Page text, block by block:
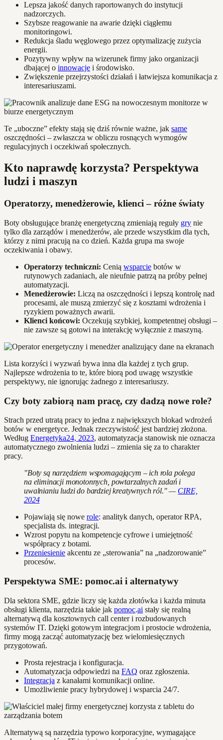
Lepsza jakość danych raportowanych do instytucji
nadzorczych.
Szybsze reagowanie na awarie dzięki ciągłemu
monitoringowi.
Redukcja śladu węglowego przez optymalizację zużycia
energii.
Pozytywny wpływ na wizerunek firmy jako organizacji
dbającej o innowacje i środowisko.
Zwiększenie przejrzystości działań i łatwiejsza komunikacja z
interesariuszami.
Te „uboczne” efekty stają się dziś równie ważne, jak same
oszczędności – zwłaszcza w obliczu rosnących wymogów
regulacyjnych i oczekiwań społecznych.
Kto naprawdę korzysta? Perspektywa
ludzi i maszyn
Operatorzy, menedżerowie, klienci – różne światy
Boty obsługujące branżę energetyczną zmieniają reguły gry nie
tylko dla zarządów i menedżerów, ale przede wszystkim dla tych,
którzy z nimi pracują na co dzień. Każda grupa ma swoje
oczekiwania i obawy.
Operatorzy techniczni: Cenią wsparcie botów w
rutynowych zadaniach, ale nieufnie patrzą na próby pełnej
automatyzacji.
Menedżerowie: Liczą na oszczędności i lepszą kontrolę nad
procesami, ale muszą zmierzyć się z kosztami wdrożenia i
ryzykiem poważnych awarii.
Klienci końcowi: Oczekują szybkiej, kompetentnej obsługi –
nie zawsze są gotowi na interakcję wyłącznie z maszyną.
Lista korzyści i wyzwań bywa inna dla każdej z tych grup.
Najlepsze wdrożenia to te, które biorą pod uwagę wszystkie
perspektywy, nie ignorując żadnego z interesariuszy.
Czy boty zabiorą nam pracę, czy dadzą nowe role?
Strach przed utratą pracy to jedna z największych blokad wdrożeń
botów w energetyce. Jednak rzeczywistość jest bardziej złożona.
Według Energetyka24, 2023, automatyzacja stanowisk nie oznacza
automatycznego zwolnienia ludzi – zmienia się za to charakter
pracy.
"Boty są narzędziem wspomagającym – ich rola polega
na eliminacji monotonnych, powtarzalnych zadań i
uwalnianiu ludzi do bardziej kreatywnych ról." — CIRE,
2024
Pojawiają się nowe role: analityk danych, operator RPA,
specjalista ds. integracji.
Wzrost popytu na kompetencje cyfrowe i umiejętność
współpracy z botami.
Przeniesienie akcentu ze „sterowania” na „nadzorowanie”
procesów.
Perspektywa SME: pomoc.ai i alternatywy
Dla sektora SME, gdzie liczy się każda złotówka i każda minuta
obsługi klienta, narzędzia takie jak pomoc.ai stały się realną
alternatywą dla kosztownych call center i rozbudowanych
systemów IT. Dzięki gotowym integracjom i prostocie wdrożenia,
firmy mogą zacząć automatyzację bez wielomiesięcznych
przygotowań.
Prosta rejestracja i konfiguracja.
Automatyzacja odpowiedzi na FAQ oraz zgłoszenia.
Integracja z kanałami komunikacji online.
Umożliwienie pracy hybrydowej i wsparcia 24/7.
Alternatywą są narzędzia typowo korporacyjne, wymagające